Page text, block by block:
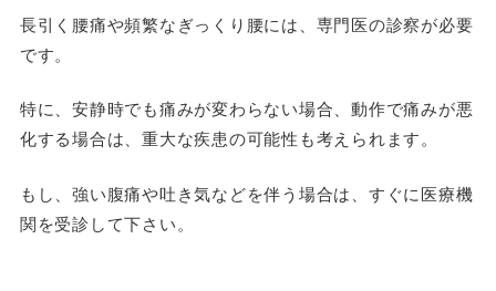
長引く腰痛や頻繁なぎっくり腰には、専門医の診察が必要
です。
特に、安静時でも痛みが変わらない場合、動作で痛みが悪
化する場合は、重大な疾患の可能性も考えられます。
もし、強い腹痛や吐き気などを伴う場合は、すぐに医療機
関を受診して下さい。